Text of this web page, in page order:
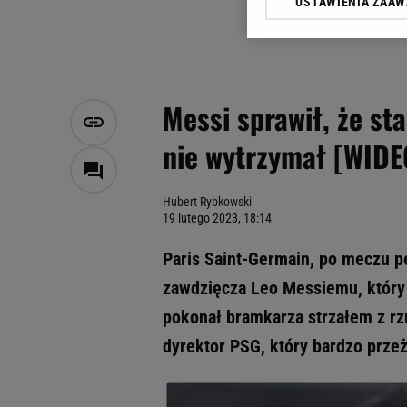
Messi sprawił, że
nie wytrzymał
Hubert Rybkowski
19 lutego 2023, 18:14
Paris Saint-Germain, po meczu
zawdzięcza Leo Messiemu,
pokonał bramkarza strzałem z
dyrektor PSG, który bardzo
Klikając „Akceptuję”
Zaufanych Partnerów i
My, nasi Zaufani
Użycie dokładnych
Przechowywanie